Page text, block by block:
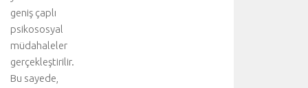
geniş çaplı
psikososyal
müdahaleler
gerçekleştirilir.
Bu sayede,